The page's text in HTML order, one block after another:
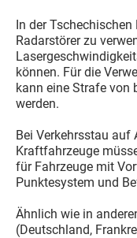
In der
Radarstörer zu
können. Für die
kann eine Strafe von
werden.
Bei Verkehrsstau
Kraftfahrzeuge
für Fahrzeuge mit
Punktesystem und
Ähnlich wie in
(Deutschland,